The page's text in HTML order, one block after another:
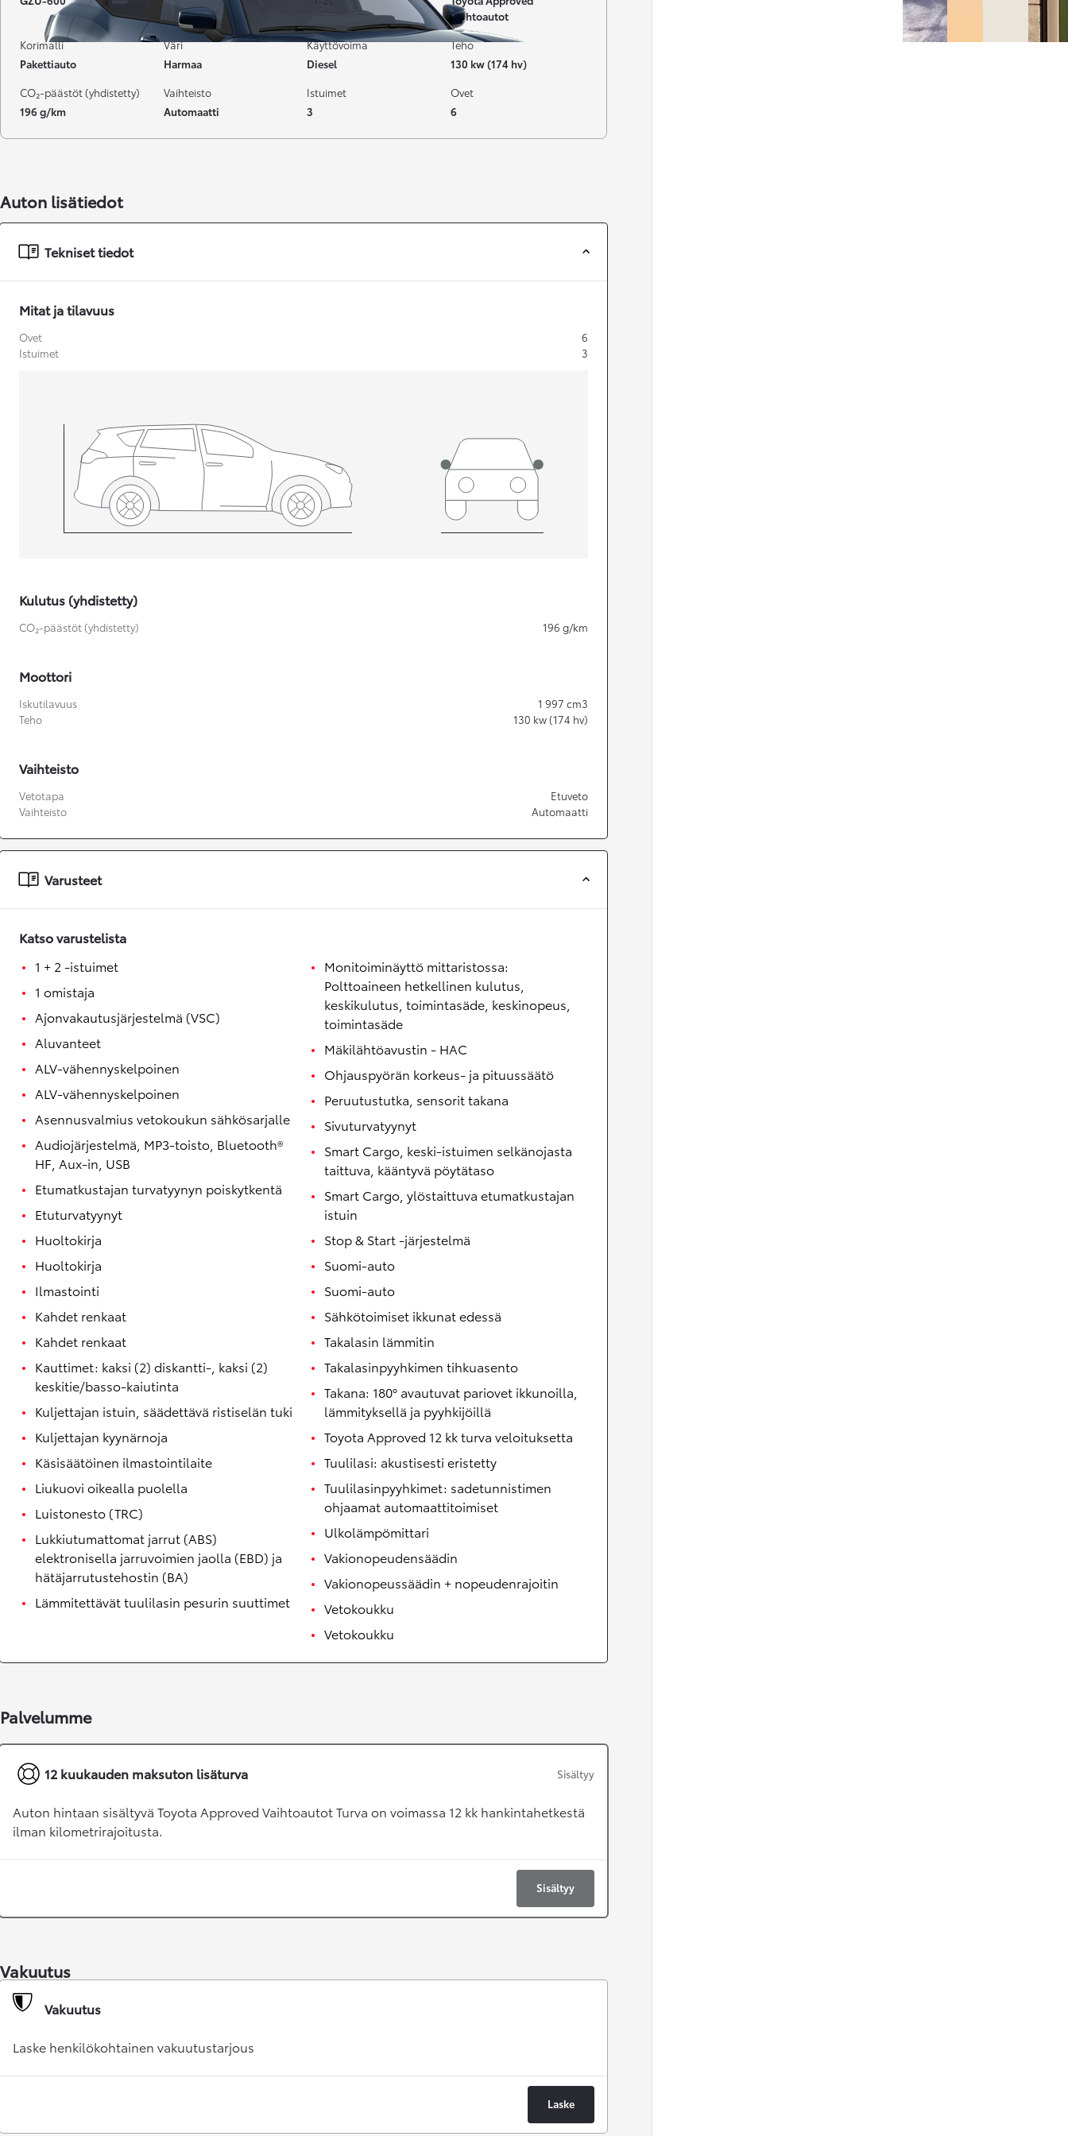
tai kuukausierä
Alkaen
tai kuukausierä
RAV4
Vaihtoautot
Korimalli
Pakettiauto
Väri
Harmaa
Käyttövoima
Diesel
Teho
130 kw (174 hv)
CO₂-päästöt (yhdistetty)
196 g/km
Vaihteisto
Automaatti
Istuimet
3
Ovet
6
Auton lisätiedot
Tekniset tiedot
Mitat ja tilavuus
Ovet
6
Istuimet
3
Kulutus (yhdistetty)
CO₂-päästöt (yhdistetty) 196 g/km
Moottori
Iskutilavuus 1 997 cm3
Teho
130 kw (174 hv)
Vaihteisto
Vetotapa
Etuveto
Vaihteisto
Automaatti
Varusteet
Katso varustelista
1 + 2 -istuimet
1 omistaja
Ajonvakautusjärjestelmä (VSC)
Aluvanteet
ALV-vähennyskelpoinen
ALV-vähennyskelpoinen
Asennusvalmius vetokoukun sähkösarjalle
Audiojärjestelmä, MP3-toisto, Bluetooth®
HF, Aux-in, USB
Etumatkustajan turvatyynyn poiskytkentä
Etuturvatyynyt
Huoltokirja
Huoltokirja
Ilmastointi
Kahdet renkaat
Kahdet renkaat
Kauttimet: kaksi (2) diskantti-, kaksi (2)
keskitie/basso-kaiutinta
Kuljettajan istuin, säädettävä ristiselän tuki
Kuljettajan kyynärnoja
Käsisäätöinen ilmastointilaite
Liukuovi oikealla puolella
Luistonesto (TRC)
Lukkiutumattomat jarrut (ABS)
elektronisella jarruvoimien jaolla (EBD) ja
hätäjarrutustehostin (BA)
Lämmitettävät tuulilasin pesurin suuttimet
Monitoiminäyttö mittaristossa:
Polttoaineen hetkellinen kulutus,
keskikulutus, toimintasäde, keskinopeus,
toimintasäde
Mäkilähtöavustin - HAC
Ohjauspyörän korkeus- ja pituussäätö
Peruutustutka, sensorit takana
Sivuturvatyynyt
Smart Cargo, keski-istuimen selkänojasta
taittuva, kääntyvä pöytätaso
Smart Cargo, ylöstaittuva etumatkustajan
istuin
Stop & Start -järjestelmä
Suomi-auto
Suomi-auto
Sähkötoimiset ikkunat edessä
Takalasin lämmitin
Takalasinpyyhkimen tihkuasento
Takana: 180° avautuvat pariovet ikkunoilla,
lämmityksellä ja pyyhkijöillä
Toyota Approved 12 kk turva veloituksetta
Tuulilasi: akustisesti eristetty
Tuulilasinpyyhkimet: sadetunnistimen
ohjaamat automaattitoimiset
Ulkolämpömittari
Vakionopeudensäädin
Vakionopeussäädin + nopeudenrajoitin
Vetokoukku
Vetokoukku
Palvelumme
12 kuukauden maksuton lisäturva Sisältyy
Auton hintaan sisältyvä Toyota Approved Vaihtoautot Turva on voimassa 12 kk hankintahetkestä
ilman kilometrirajoitusta.
Sisältyy
Vakuutus
Vakuutus
Laske henkilökohtainen vakuutustarjous
Laske